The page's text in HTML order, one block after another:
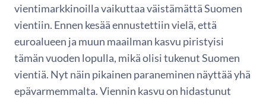
vientimarkkinoilla vaikuttaa väistämättä Suomen
vientiin. Ennen kesää ennustettiin vielä, että
euroalueen ja muun maailman kasvu piristyisi
tämän vuoden lopulla, mikä olisi tukenut Suomen
vientiä. Nyt näin pikainen paraneminen näyttää yhä
epävarmemmalta. Viennin kasvu on hidastunut